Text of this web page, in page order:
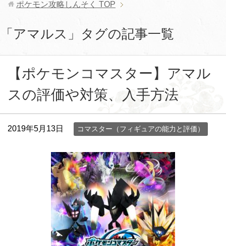
ポケモン攻略しんそく TOP
「アマルス」タグの記事一覧
【ポケモンコマスター】アマル
スの評価や対策、入手方法
2019年5月13日 コマスター（フィギュアの能力と評価）